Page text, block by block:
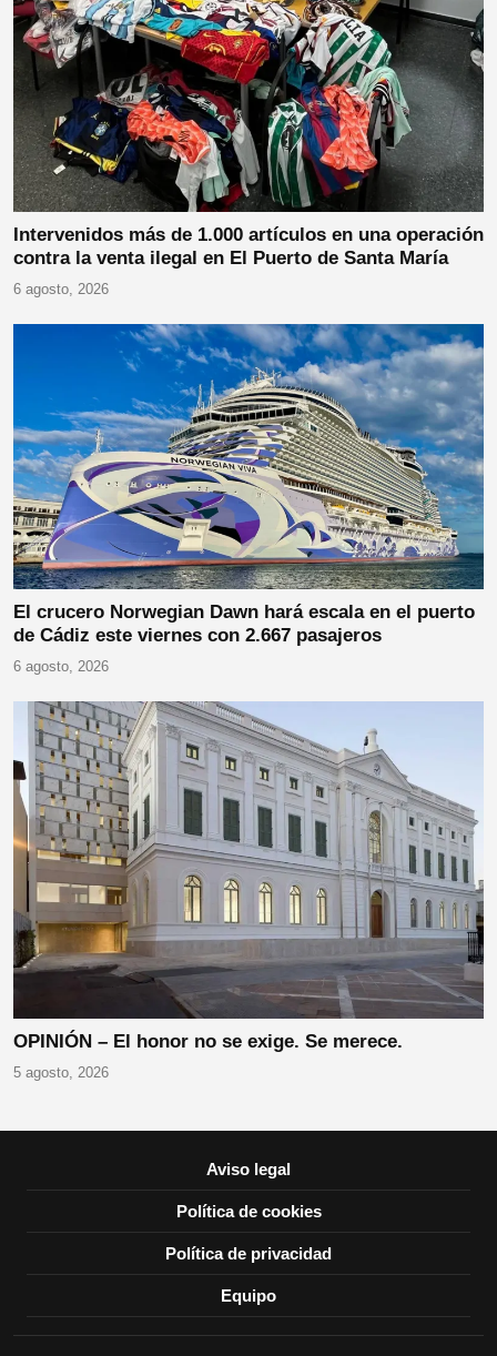
Intervenidos más de 1.000 artículos en una operación
contra la venta ilegal en El Puerto de Santa María
6 agosto, 2026
El crucero Norwegian Dawn hará escala en el puerto
de Cádiz este viernes con 2.667 pasajeros
6 agosto, 2026
OPINIÓN – El honor no se exige. Se merece.
5 agosto, 2026
Aviso legal
Política de cookies
Política de privacidad
Equipo